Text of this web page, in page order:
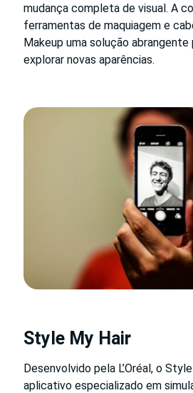
mudança completa de visual. A
ferramentas de maquiagem e
Makeup uma solução abrangente
explorar novas aparências.
Style My Hair
Desenvolvido pela L’Oréal, o
aplicativo especializado em